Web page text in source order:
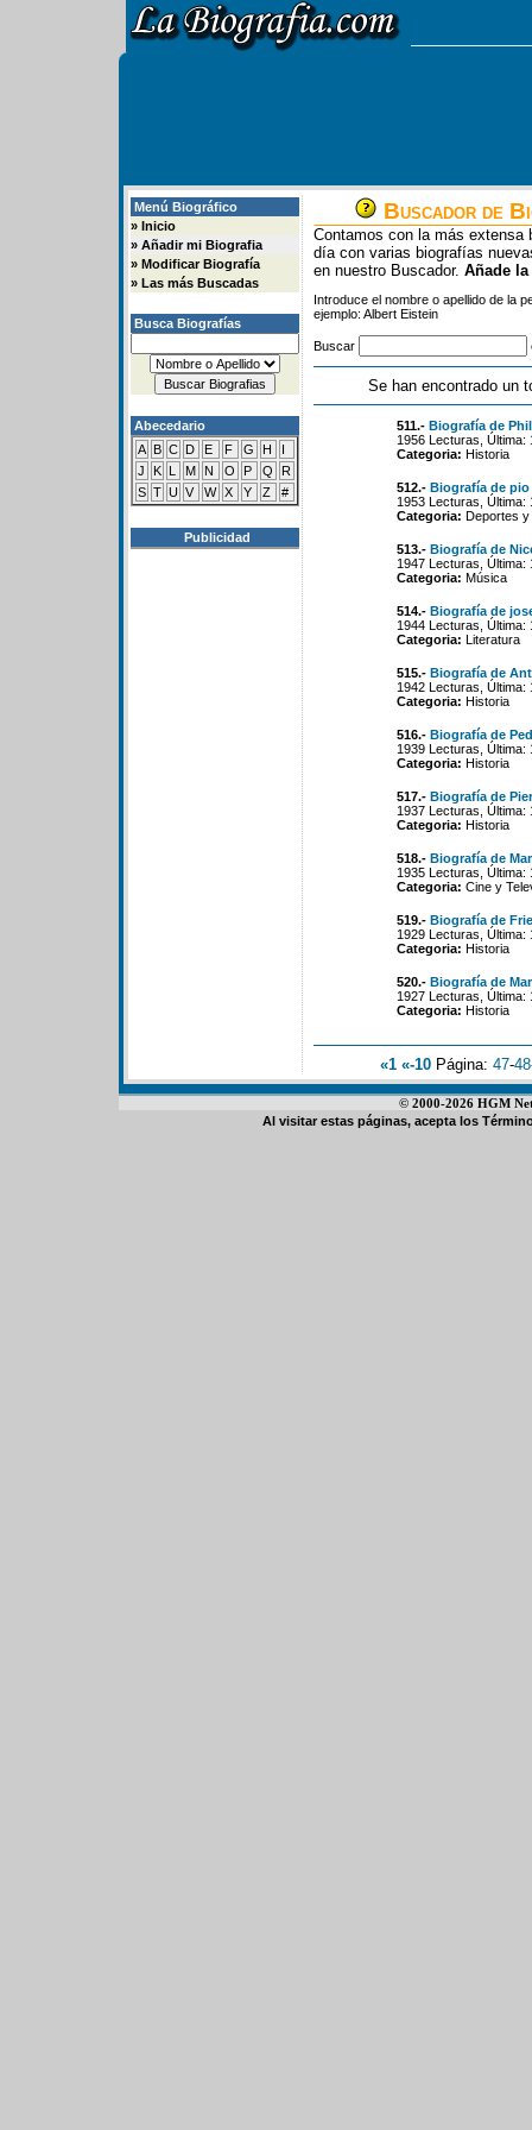
Menú Biográfico
» Inicio
» Añadir mi Biografia
» Modificar Biografía
» Las más Buscadas
Busca Biografías
Abecedario
A B C D E F G H
I
J
K L M N O P Q
R
S T U V W X Y Z #
Publicidad
Buscador de
Contamos con la más extensa
día con varias biografías
en nuestro Buscador. Añade
Introduce el nombre o apellido de la
ejemplo: Albert Eistein
Buscar
Se han encontrado un
511.- Biografía de
1956 Lecturas,
Categoria: Historia
512.- Biografía de
1953 Lecturas,
Categoria: Deportes
513.- Biografía de
1947 Lecturas,
Categoria: Música
514.- Biografía de
1944 Lecturas,
Categoria: Literatura
515.- Biografía de
1942 Lecturas, Última:
Categoria: Historia
516.- Biografía de
1939 Lecturas,
Categoria: Historia
517.- Biografía de
1937 Lecturas,
Categoria: Historia
518.- Biografía de
1935 Lecturas,
Categoria: Cine y
519.- Biografía de
1929 Lecturas,
Categoria: Historia
520.- Biografía de
1927 Lecturas,
Categoria: Historia
«1 «-10 Página: 47-48
© 2000-2026 HGM
Al visitar estas páginas, acepta los